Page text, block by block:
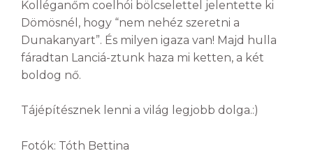
Kolléganőm coelhói bölcselettel jelentette ki
Dömösnél, hogy “nem nehéz szeretni a
Dunakanyart”. És milyen igaza van! Majd hulla
fáradtan Lanciá-ztunk haza mi ketten, a két
boldog nő.
Tájépítésznek lenni a világ legjobb dolga.:)
Fotók: Tóth Bettina